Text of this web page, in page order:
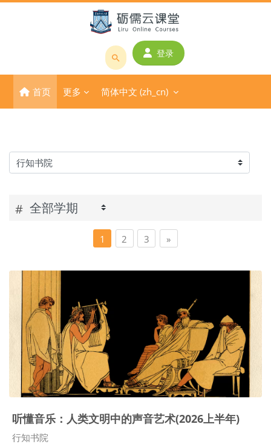
搜
课
程
师
名
登录
首页 更多 简体中文 ‎(zh_cn)‎
课程类别
#
1 2 3页 3 »下一页
听懂音乐：人类文明中的声音艺术(2026上半年)
课程类别
行知书院